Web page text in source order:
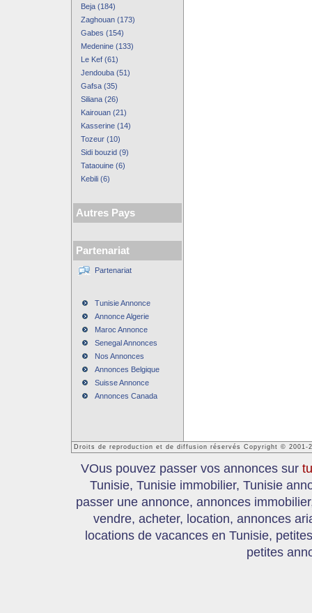
Beja (184)
Zaghouan (173)
Gabes (154)
Medenine (133)
Le Kef (61)
Jendouba (51)
Gafsa (35)
Siliana (26)
Kairouan (21)
Kasserine (14)
Tozeur (10)
Sidi bouzid (9)
Tataouine (6)
Kebili (6)
Autres Pays
Partenariat
Partenariat
Tunisie Annonce
Annonce Algerie
Maroc Annonce
Senegal Annonces
Nos Annonces
Annonces Belgique
Suisse Annonce
Annonces Canada
Droits de reproduction et de diffusion réservés Copyright © 2001-
VOus pouvez passer vos annonces sur
Tunisie, Tunisie immobilier, Tunisie
passer une annonce, annonces
vendre, acheter, location, annonces
locations de vacances en Tunisie,
petites